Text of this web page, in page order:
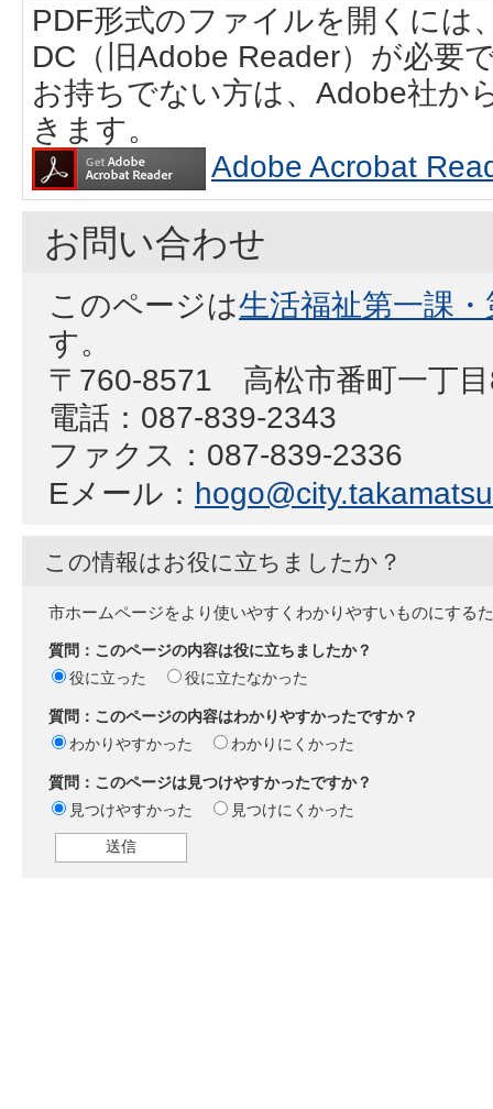
PDF形式のファイルを開くには
DC（旧Adobe Reader）が必要
お持ちでない方は、Adobe社か
きます。
Adobe Acrobat
お問い合わせ
このページは生活福祉第一課
す。
〒760-8571 高松市番町一丁
電話：087-839-2343
ファクス：087-839-2336
Eメール：
この情報はお役に立ちましたか？
市ホームページをより使いやすくわかりやすいものにする
質問：このページの内容は役に立ちましたか？
役に立った
役に立たなかった
質問：このページの内容はわかりやすかったですか？
わかりやすかった
わかりにくかった
質問：このページは見つけやすかったですか？
見つけやすかった
見つけにくかった